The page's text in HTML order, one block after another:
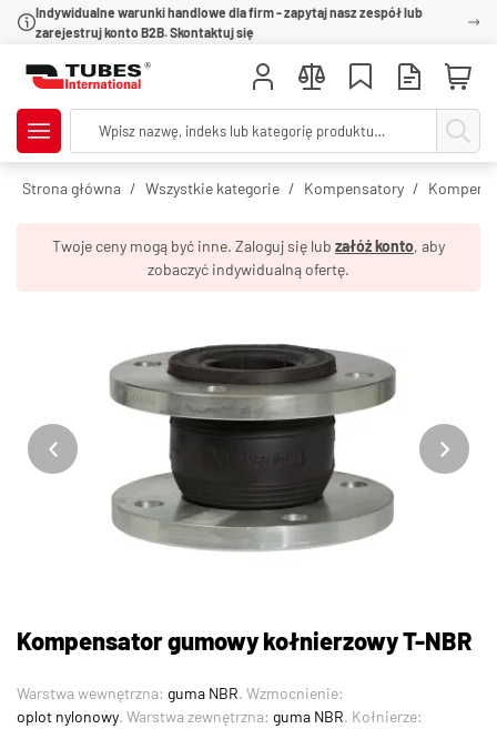
Indywidualne warunki handlowe dla firm - zapytaj nasz zespół lub
zarejestruj konto B2B. Skontaktuj się
Strona główna Wszystkie kategorie Kompensatory
Twoje ceny mogą być inne. Zaloguj się lub załóż konto, aby
zobaczyć indywidualną ofertę.
Kompensator gumowy kołnierzowy T-NBR
Warstwa wewnętrzna: guma NBR. Wzmocnienie:
oplot nylonowy. Warstwa zewnętrzna: guma NBR. Kołnierze: